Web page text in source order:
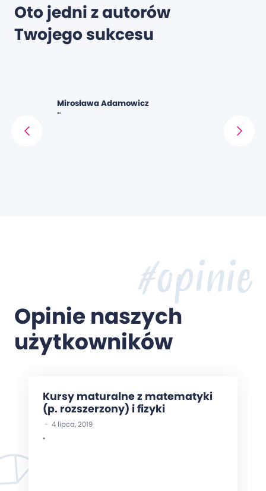
Oto jedni z autorów
Twojego sukcesu
Mirosława Adamowicz
""
Opinie naszych
użytkowników
#opinie
Kursy maturalne z matematyki
(p. rozszerzony) i fizyki
- 4 lipca, 2019
"